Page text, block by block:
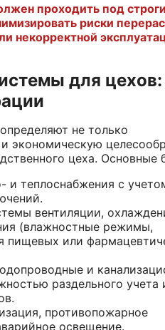
проходить под
риски
некорректной
для цехов:
не только
экономическую
цеха. Основные
и теплоснабжения с
вентиляции,
(влажностные режимы,
пищевых или
и
раздельного учета
противопожарное
освещение.